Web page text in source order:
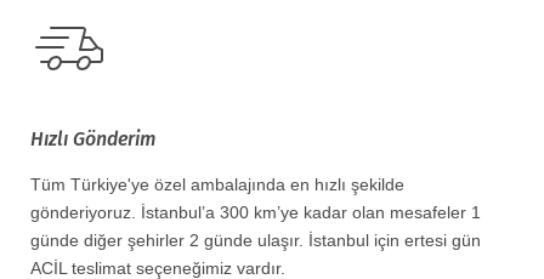
Hızlı Gönderim
Tüm Türkiye'ye özel ambalajında en hızlı şekilde
gönderiyoruz. İstanbul’a 300 km’ye kadar olan mesafeler 1
günde diğer şehirler 2 günde ulaşır. İstanbul için ertesi gün
ACİL teslimat seçeneğimiz vardır.